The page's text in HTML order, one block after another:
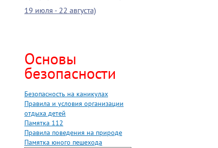
19 июля - 22 августа)
Основы
безопасности
Безопасность на каникулах
Правила и условия организации
отдыха детей
Памятка 112
Правила поведения на природе
Памятка юного пешехода